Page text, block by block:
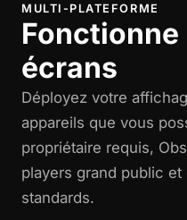
MULTI-PLATEFORME
écrans
Déployez votre
appareils que vous
propriétaire requis,
players grand public
standards.